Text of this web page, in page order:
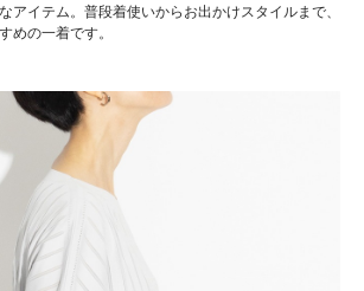
アイテム。普段着使いからお出かけスタイルまで、
めの一着です。